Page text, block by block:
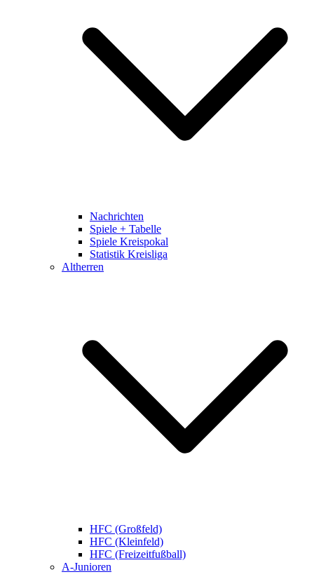
Nachrichten
Spiele + Tabelle
Spiele Kreispokal
Statistik Kreisliga
Altherren
HFC (Großfeld)
HFC (Kleinfeld)
HFC (Freizeitfußball)
A-Junioren